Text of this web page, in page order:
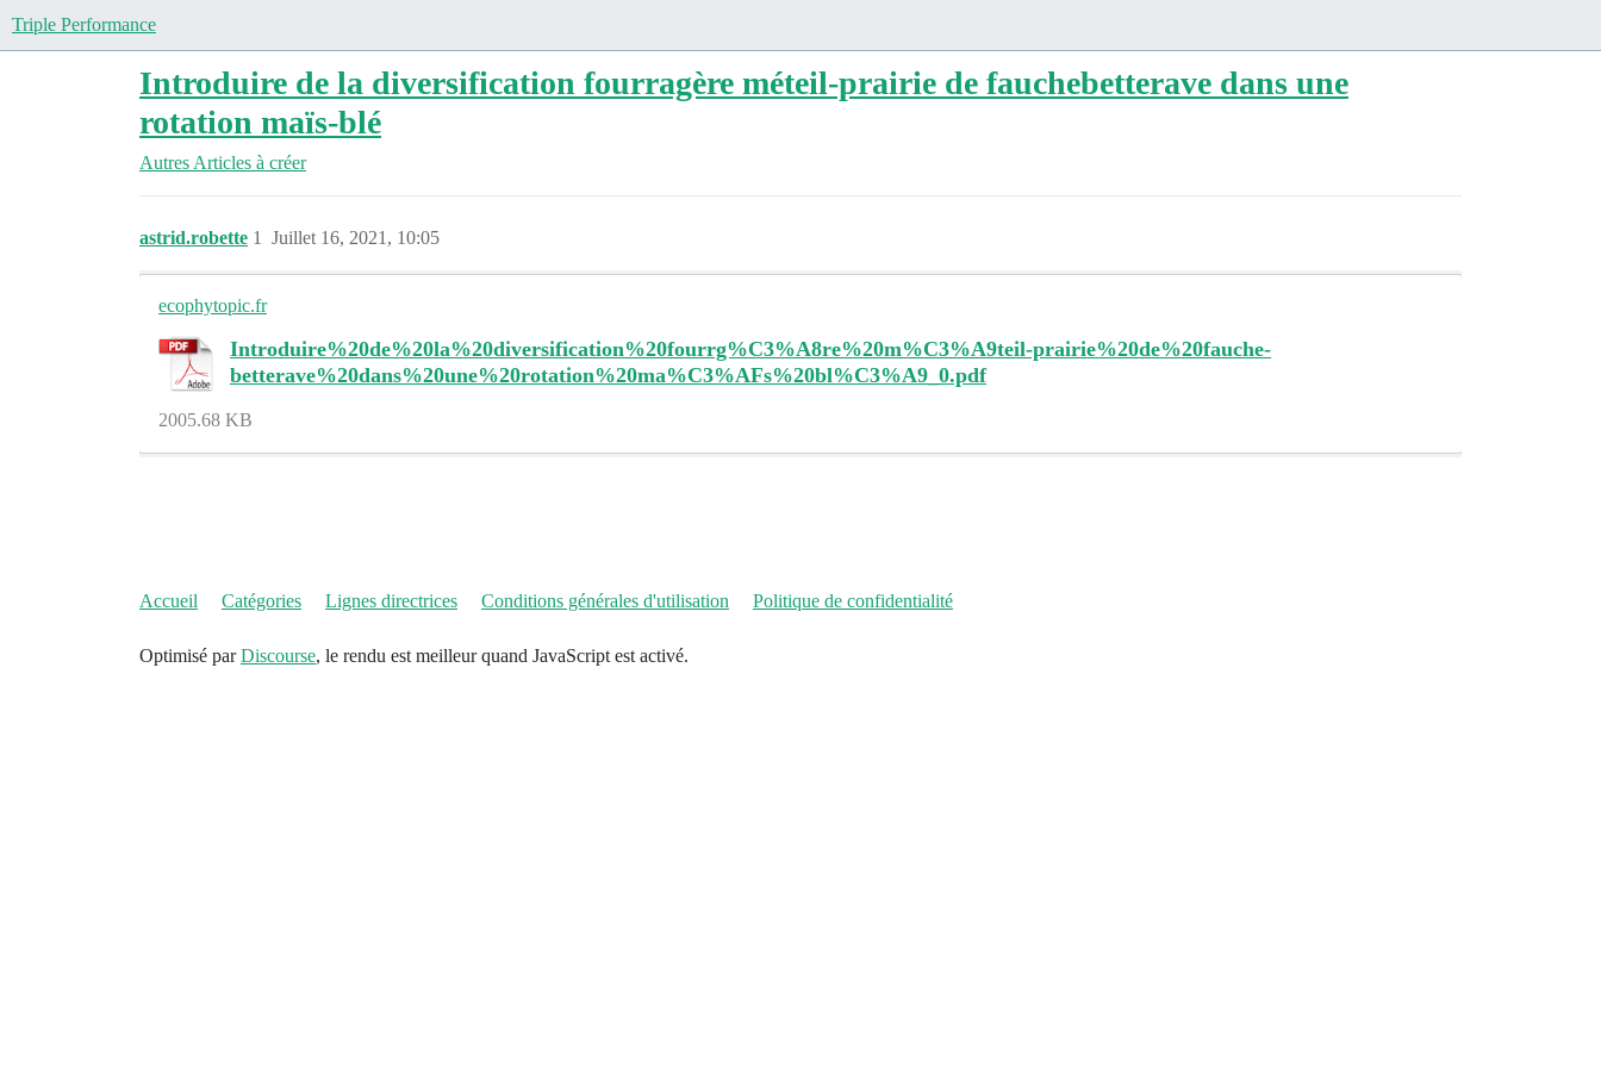
Triple Performance
Introduire de la diversification fourragère méteil-prairie de fauchebetterave dans une
rotation maïs-blé
Autres Articles à créer
astrid.robette Juillet 16, 2021, 10:05
1
ecophytopic.fr
Introduire%20de%20la%20diversification%20fourrg%C3%A8re%20m%C3%A9teil-prairie%20de%20fauche-
betterave%20dans%20une%20rotation%20ma%C3%AFs%20bl%C3%A9_0.pdf
2005.68 KB
Accueil Catégories Lignes directrices Conditions générales d'utilisation Politique de confidentialité
Optimisé parDiscourse, le rendu est meilleur quand JavaScript est activé.